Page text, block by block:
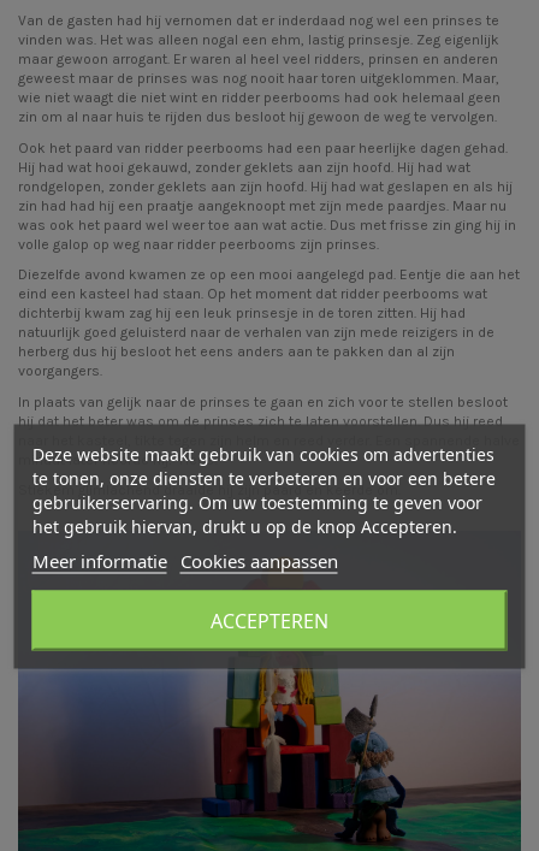
Van de gasten had hij vernomen dat er inderdaad nog wel een prinses te
vinden was. Het was alleen nogal een ehm, lastig prinsesje. Zeg eigenlijk
maar gewoon arrogant. Er waren al heel veel ridders, prinsen en anderen
geweest maar de prinses was nog nooit haar toren uitgeklommen. Maar,
wie niet waagt die niet wint en ridder peerbooms had ook helemaal geen
zin om al naar huis te rijden dus besloot hij gewoon de weg te vervolgen.
Ook het paard van ridder peerbooms had een paar heerlijke dagen gehad.
Hij had wat hooi gekauwd, zonder geklets aan zijn hoofd. Hij had wat
rondgelopen, zonder geklets aan zijn hoofd. Hij had wat geslapen en als hij
zin had had hij een praatje aangeknoopt met zijn mede paardjes. Maar nu
was ook het paard wel weer toe aan wat actie. Dus met frisse zin ging hij in
volle galop op weg naar ridder peerbooms zijn prinses.
Diezelfde avond kwamen ze op een mooi aangelegd pad. Eentje die aan het
eind een kasteel had staan. Op het moment dat ridder peerbooms wat
dichterbij kwam zag hij een leuk prinsesje in de toren zitten. Hij had
natuurlijk goed geluisterd naar de verhalen van zijn mede reizigers in de
herberg dus hij besloot het eens anders aan te pakken dan al zijn
voorgangers.
In plaats van gelijk naar de prinses te gaan en zich voor te stellen besloot
hij dat het beter was om de prinses zich te laten voorstellen. Dus hij reed
minuut later hoorde hij: "Heee!"
Stiekem glimlachend draaide hij zijn paard en keerde om.
Deze website maakt gebruik van cookies om advertenties
te tonen, onze diensten te verbeteren en voor een betere
gebruikerservaring. Om uw toestemming te geven voor
het gebruik hiervan, drukt u op de knop Accepteren.
Meer informatie Cookies aanpassen
ACCEPTEREN